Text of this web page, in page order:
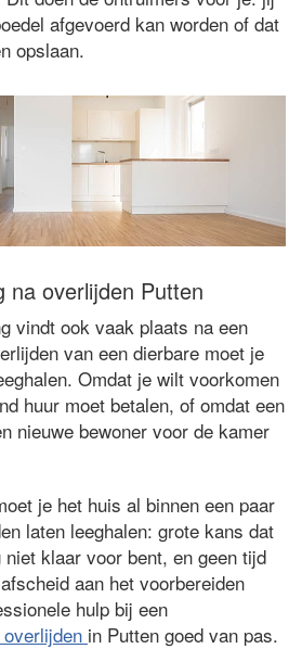
afgevoerd kan worden of dat
opslaan.
na overlijden Putten
vindt ook vaak plaats na een
van een dierbare moet je
Omdat je wilt voorkomen
huur moet betalen, of omdat een
nieuwe bewoner voor de kamer
je het huis al binnen een paar
laten leeghalen: grote kans dat
klaar voor bent, en geen tijd
aan het voorbereiden
hulp bij een
in Putten goed van pas.